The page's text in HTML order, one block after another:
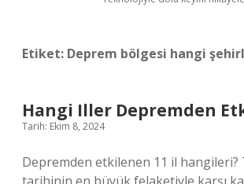
Etiket: Deprem bölgesi hangi
Hangi Iller Depremden
Tarih: Ekim 8, 2024
Depremden etkilenen 11 il hangileri?